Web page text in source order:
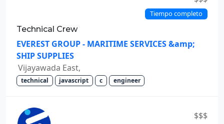
Tiempo completo
Technical Crew
EVEREST GROUP - MARITIME SERVICES &amp;
SHIP SUPPLIES
Vijayawada East,
technical javascript c engineer
$$$